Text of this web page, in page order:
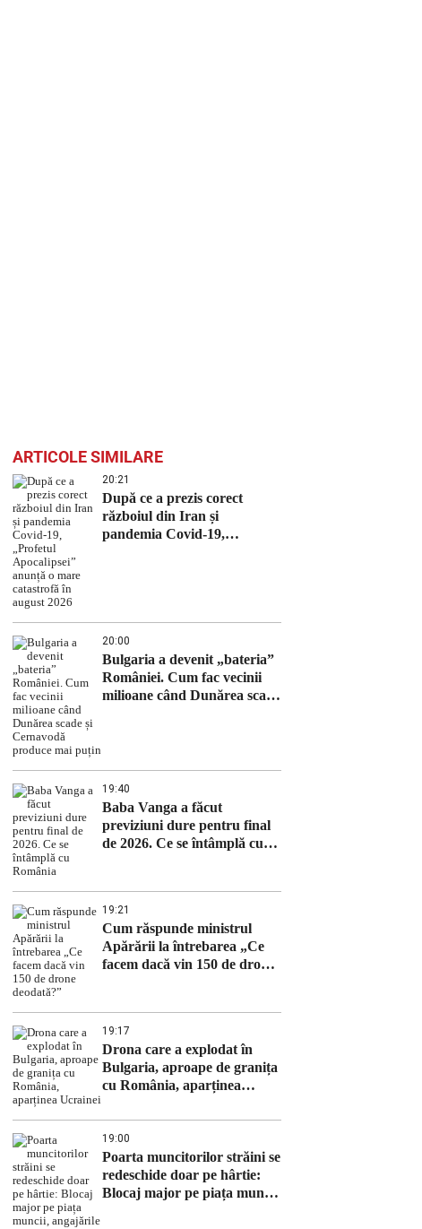
ARTICOLE SIMILARE
20:21
După ce a prezis corect
războiul din Iran și
pandemia Covid-19,
20:00
Bulgaria a devenit „bateria”
României. Cum fac vecinii
milioane când Dunărea scade
19:40
Baba Vanga a făcut
previziuni dure pentru final
de 2026. Ce se întâmplă cu
19:21
Cum răspunde ministrul
Apărării la întrebarea „Ce
facem dacă vin 150 de drone
19:17
Drona care a explodat în
Bulgaria, aproape de granița
cu România, aparținea
19:00
Poarta muncitorilor străini se
redeschide doar pe hârtie:
Blocaj major pe piața muncii,